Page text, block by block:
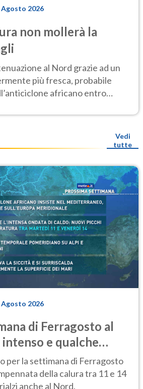
Agosto 2026
non mollerà la
al Nord grazie ad un
più fresca, probabile
africano entro
Vedi
tutte
Agosto 2026
di Ferragosto al
e qualche
per la settimana di Ferragosto
della calura tra 11 e 14
anche al Nord.